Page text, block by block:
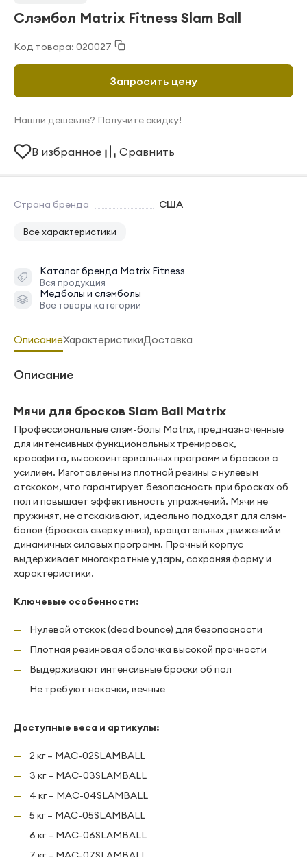
Слэмбол Matrix Fitness Slam Ball
Код товара: 020027
Страна бренда США
Все характеристики
Каталог бренда Matrix Fitness
Вся продукция
Медболы и слэмболы
Все товары категории
Запросить цену
Нашли дешевле? Получите скидку!
В избранное Сравнить
ОписаниеХарактеристикиДоставка
Описание
Мячи для бросков Slam Ball Matrix
Профессиональные слэм-болы Matrix, предназначенные
для интенсивных функциональных тренировок,
кроссфита, высокоинтервальных программ и бросков с
усилием. Изготовлены из плотной резины с нулевым
отскоком, что гарантирует безопасность при бросках об
пол и повышает эффективность упражнений. Мячи не
пружинят, не отскакивают, идеально подходят для слэм-
болов (бросков сверху вниз), вращательных движений и
динамичных силовых программ. Прочный корпус
выдерживает многократные удары, сохраняя форму и
характеристики.
Ключевые особенности:
Нулевой отскок (dead bounce) для безопасности
Плотная резиновая оболочка высокой прочности
Выдерживают интенсивные броски об пол
Не требуют накачки, вечные
Доступные веса и артикулы:
2 кг – MAC-02SLAMBALL
3 кг – MAC-03SLAMBALL
4 кг – MAC-04SLAMBALL
5 кг – MAC-05SLAMBALL
6 кг – MAC-06SLAMBALL